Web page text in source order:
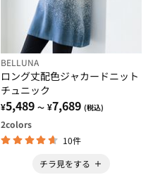
BELLUNA
ロング丈配色ジャカードニット
チュニック
¥5,489 ～ ¥7,689 (税込)
2colors
10件
チラ見をする